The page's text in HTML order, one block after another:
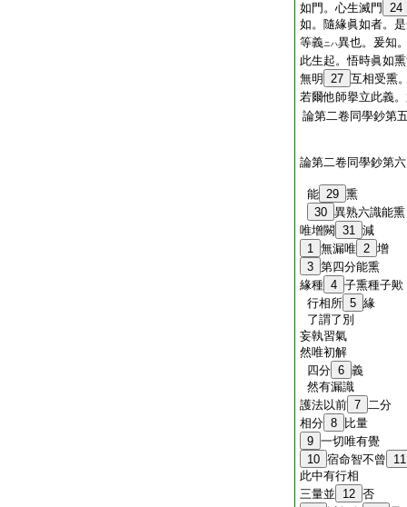
如門。心生滅門
24
如。隨緣眞如者。
等義ニハ異也。爰知
此生起。悟時眞如
無明
27 互相受熏
若爾他師擧立此義
論第二卷同學鈔第
論第二卷同學鈔第
能 29 熏
30 異熟六識能熏
唯增闕 31 減
1 無漏唯 2 增
3 第四分能熏
緣種 4 子熏種子歟
行相所 5 緣
了謂了別
妄執習氣
然唯初解
四分 6 義
然有漏識
護法以前 7 二分
相分 8
比量
9 一切唯有覺
10 宿命智不曾
11
此中有行相
三量並
12 否